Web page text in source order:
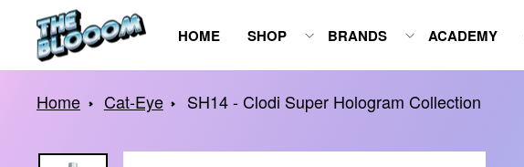
Spring
inhoud
HOME SHOP BRANDS ACADEMY
Home Cat-Eye SH14 - Clodi Super Hologram Collection